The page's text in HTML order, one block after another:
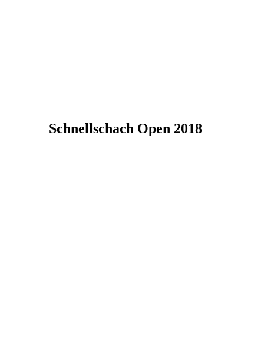
Schnellschach Open 2018